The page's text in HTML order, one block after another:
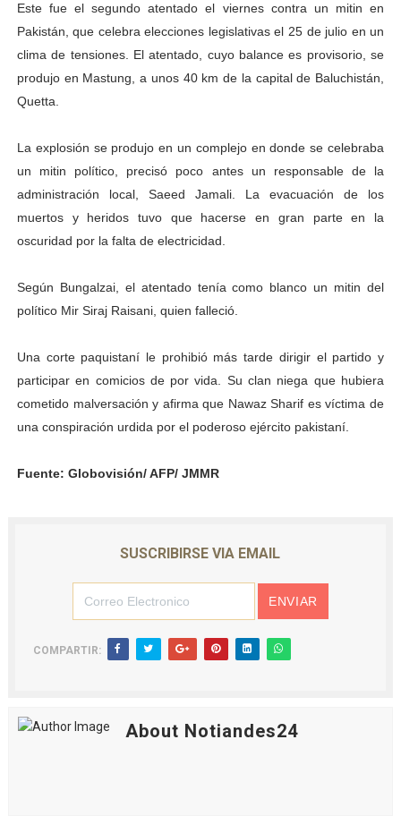
Mincomunas impulsa el autogobierno en Mérida con
Expertos inspeccionan espacios del OAN para la
Este fue el segundo atentado el viernes contra un mitin en
Pakistán, que celebra elecciones legislativas el 25 de julio en un
clima de tensiones. El atentado, cuyo balance es provisorio, se
produjo en Mastung, a unos 40 km de la capital de Baluchistán,
Quetta.
La explosión se produjo en un complejo en donde se celebraba
un mitin político, precisó poco antes un responsable de la
administración local, Saeed Jamali. La evacuación de los
muertos y heridos tuvo que hacerse en gran parte en la
oscuridad por la falta de electricidad.
Según Bungalzai, el atentado tenía como blanco un mitin del
político Mir Siraj Raisani, quien falleció.
Una corte paquistaní le prohibió más tarde dirigir el partido y
participar en comicios de por vida. Su clan niega que hubiera
cometido malversación y afirma que Nawaz Sharif es víctima de
una conspiración urdida por el poderoso ejército pakistaní.
Fuente: Globovisión/ AFP/ JMMR
SUSCRIBIRSE VIA EMAIL
COMPARTIR:
About Notiandes24